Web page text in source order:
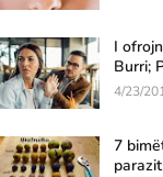
I
Burri;
4/23/
7